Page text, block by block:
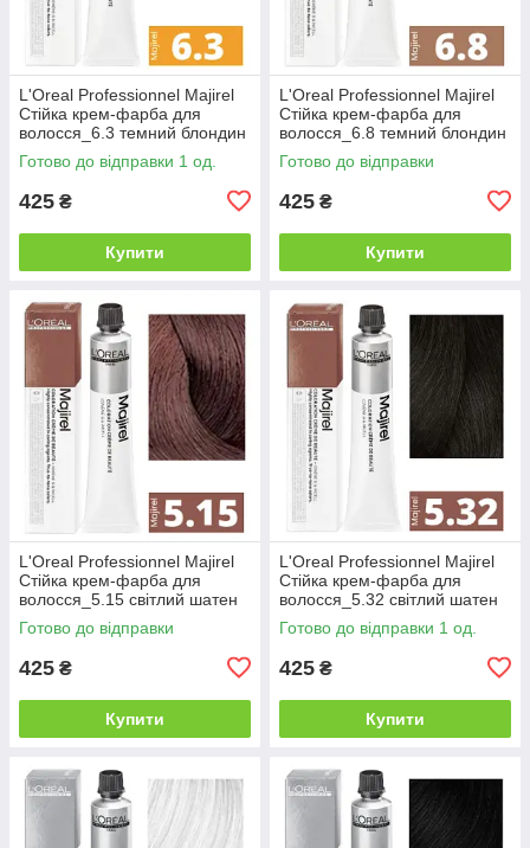
L'Oreal Professionnel Majirel
Стійка крем-фарба для
волосся_6.3 темний блондин
золотистий 50мл
Готово до відправки 1 од.
425 ₴
Купити
L'Oreal Professionnel Majirel
Стійка крем-фарба для
волосся_6.8 темний блондин
мокка 50мл
Готово до відправки
425 ₴
Купити
L'Oreal Professionnel Majirel
Стійка крем-фарба для
волосся_5.15 світлий шатен
попелястий махагоновий
50мл
Готово до відправки
425 ₴
Купити
L'Oreal Professionnel Majirel
Стійка крем-фарба для
волосся_5.32 світлий шатен
золотистий перламутровий
50мл
Готово до відправки 1 од.
425 ₴
Купити